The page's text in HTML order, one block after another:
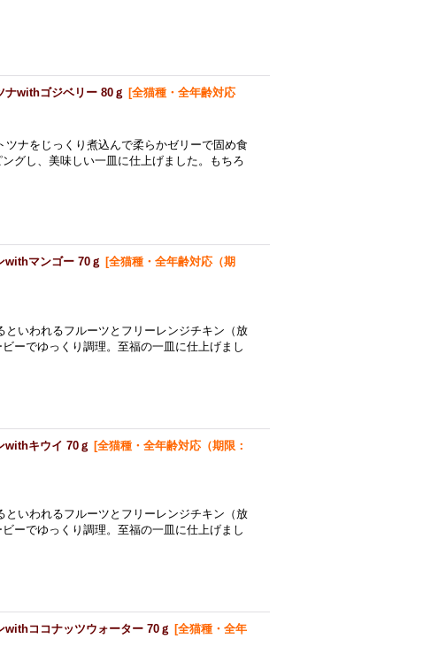
ナwithゴジベリー 80ｇ [全猫種・全年齢対応
ナをじっくり煮込んで柔らかゼリーで固め食
グし、美味しい一皿に仕上げました。もちろ
withマンゴー 70ｇ [全猫種・全年齢対応（期
いわれるフルーツとフリーレンジチキン（放
ーでゆっくり調理。至福の一皿に仕上げまし
withキウイ 70ｇ [全猫種・全年齢対応（期限：
いわれるフルーツとフリーレンジチキン（放
ーでゆっくり調理。至福の一皿に仕上げまし
ココナッツウォーター 70ｇ [全猫種・全年